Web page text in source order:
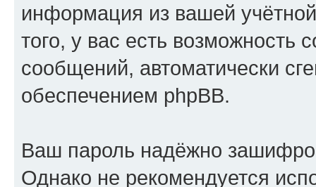
информация из вашей
того, у вас есть возможность
сообщений, автоматически
обеспечением phpBB.
Ваш пароль надёжно
Однако не рекомендуется